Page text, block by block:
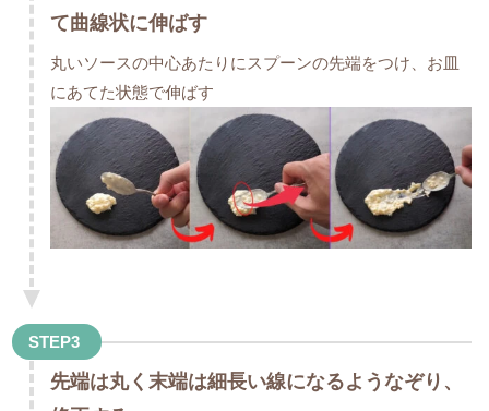
て曲線状に伸ばす
丸いソースの中心あたりにスプーンの先端をつけ、お皿
にあてた状態で伸ばす
STEP3
先端は丸く末端は細長い線になるようなぞり、